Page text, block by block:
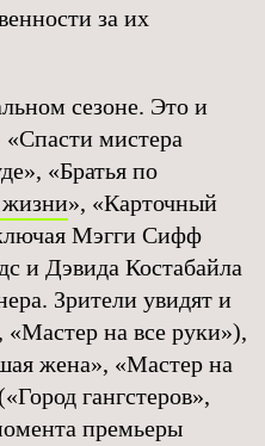
за их
сезоне. Это и
мистера
«Братья по
», «Карточный
Мэгги Сифф
и Дэвида Костабайла
Зрители увидят и
«Мастер на все руки»),
жена», «Мастер на
гангстеров»,
премьеры